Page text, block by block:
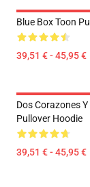
Blue Box Toon
39,51 € - 45,95 €
Dos Corazones
Pullover Hoodie
39,51 € - 45,95 €